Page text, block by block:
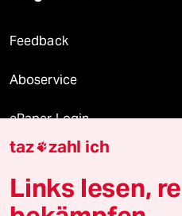
Feedback
Aboservice
ePaper Login
Downloads für Abonnierende
taz zahl ich
Links lesen,